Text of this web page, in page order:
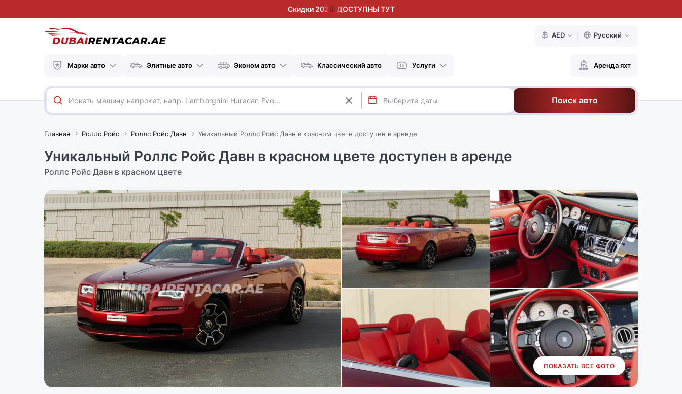
Скидки 2025! ДОСТУПНЫ ТУТ
AED Русский
Марки авто Элитные авто Эконом авто Классический авто Услуги Аренда яхт
Поиск авто
Главная Роллс Ройс Роллс Ройс Давн Уникальный Роллс Ройс Давн в красном цвете доступен в аренде
Уникальный Роллс Ройс Давн в красном цвете доступен в аренде
Роллс Ройс Давн в красном цвете
ПОКАЗАТЬ ВСЕ ФОТО